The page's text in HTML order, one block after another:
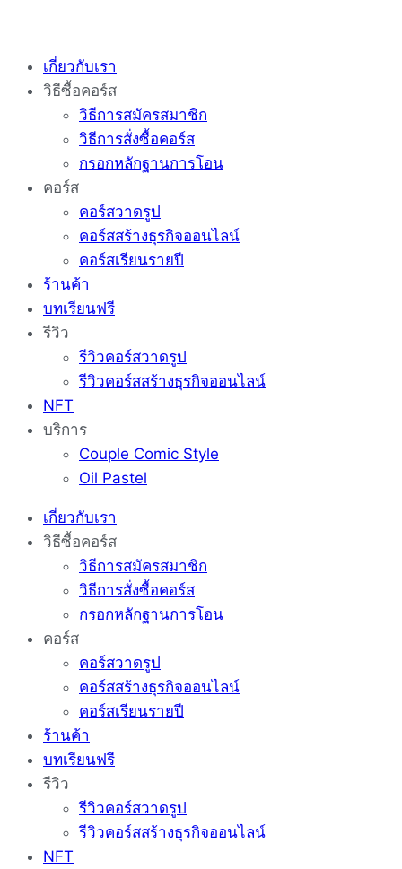
contentเกี่ยวกับเรา
วิธีซื้อคอร์ส
วิธีการสมัครสมาชิก
วิธีการสั่งซื้อคอร์ส
กรอกหลักฐานการโอน
คอร์ส
คอร์สวาดรูป
คอร์สสร้างธุรกิจออนไลน์
คอร์สเรียนรายปี
ร้านค้า
บทเรียนฟรี
รีวิว
รีวิวคอร์สวาดรูป
รีวิวคอร์สสร้างธุรกิจออนไลน์
NFT
บริการ
Couple Comic Style
Oil Pastel
เกี่ยวกับเรา
วิธีซื้อคอร์ส
วิธีการสมัครสมาชิก
วิธีการสั่งซื้อคอร์ส
กรอกหลักฐานการโอน
คอร์ส
คอร์สวาดรูป
คอร์สสร้างธุรกิจออนไลน์
คอร์สเรียนรายปี
ร้านค้า
บทเรียนฟรี
รีวิว
รีวิวคอร์สวาดรูป
รีวิวคอร์สสร้างธุรกิจออนไลน์
NFT